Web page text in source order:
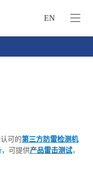
EN
可的第三方防雷检测机
，可提供产品雷击测试，